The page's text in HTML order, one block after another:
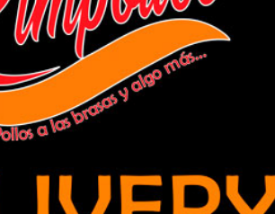
al tráfico de drogas